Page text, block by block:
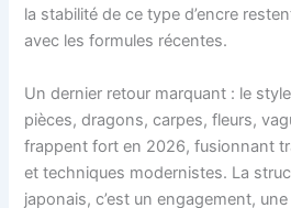
la stabilité de ce type d’encre
avec les formules récentes.
Un dernier retour marquant : le
pièces, dragons, carpes, fleurs,
frappent fort en 2026, fusionnant
et techniques modernistes. La
japonais, c’est un engagement,